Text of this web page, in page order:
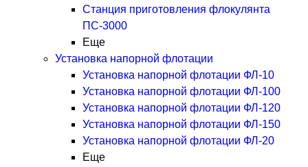
Станция приготовления флокулянта
ПС-3000
Еще
Установка напорной флотации
Установка напорной флотации ФЛ-10
Установка напорной флотации ФЛ-100
Установка напорной флотации ФЛ-120
Установка напорной флотации ФЛ-150
Установка напорной флотации ФЛ-20
Еще